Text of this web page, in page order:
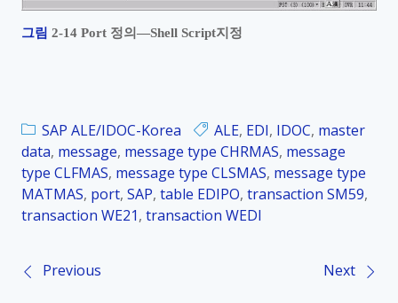
그림 2‑14 Port 정의—Shell Script지정
SAP ALE/IDOC-Korea ALE, EDI, IDOC, master
data, message, message type CHRMAS, message
type CLFMAS, message type CLSMAS, message type
MATMAS, port, SAP, table EDIPO, transaction SM59,
transaction WE21, transaction WEDI
P
Previous Next